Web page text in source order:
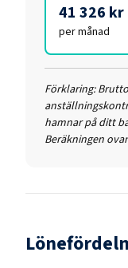
41 326 kr
per månad
Förklaring:
hamnar på ditt
Beräkningen